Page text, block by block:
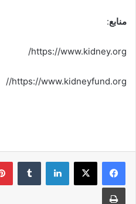
منابع:
https://www.kidney.org/
https://www.kidneyfund.org//
لینکدین ‫تامبلر
چاپ